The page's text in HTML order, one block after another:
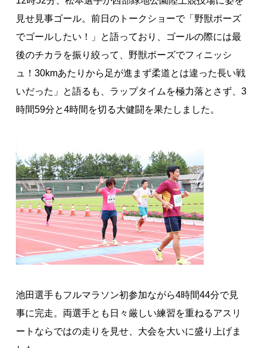
見せ見事ゴール。前日のトークショーで「野獣ポーズ
でゴールしたい！」と語っており、ゴールの際には最
後のチカラを振り絞って、野獣ポーズでフィニッシ
ュ！30kmあたりから足が進まず柔道とは違った長い戦
いだった」と語るも、ラップタイムを極力落とさず、3
時間59分と4時間を切る大健闘を果たしました。
池田選手もフルマラソン初参加ながら4時間44分で見
事に完走。両選手とも日々厳しい練習を重ねるアスリ
ートならではの走りを見せ、大会を大いに盛り上げま